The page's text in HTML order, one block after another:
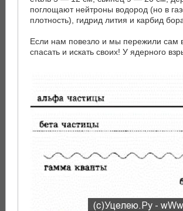
поглощают нейтроны водород (но в
плотность), гидрид лития и карбид
Если нам повезло и мы пережили сам
спасать и искать своих! У ядерного